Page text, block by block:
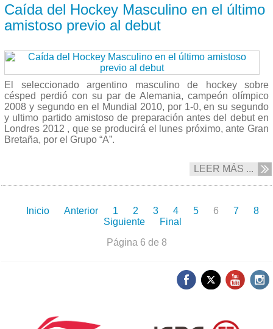
Caída del Hockey Masculino en el último
amistoso previo al debut
El seleccionado argentino masculino de hockey sobre
césped perdió con su par de Alemania, campeón olímpico
2008 y segundo en el Mundial 2010, por 1-0, en su segundo
y ultimo partido amistoso de preparación antes del debut en
Londres 2012 , que se producirá el lunes próximo, ante Gran
Bretaña, por el Grupo “A”.
LEER MÁS ...
Inicio Anterior 1 2 3 4 5 6 7
8
Siguiente
Final
Página 6 de 8